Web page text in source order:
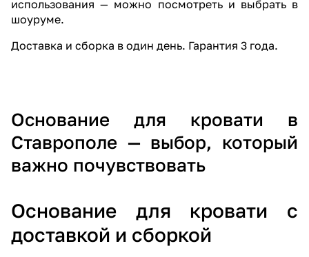
использования — можно посмотреть и выбрать в
шоуруме.
Доставка и сборка в один день. Гарантия 3 года.
Основание для кровати в
Ставрополе — выбор, который
важно почувствовать
Основание для кровати с
доставкой и сборкой